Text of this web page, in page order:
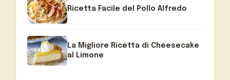
Ricetta Facile del Pollo Alfredo
La Migliore Ricetta di Cheesecake
al Limone